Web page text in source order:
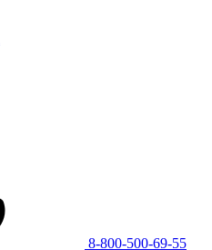
8-800-500-69-55